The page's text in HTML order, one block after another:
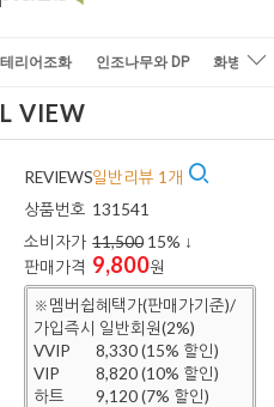
리어조화 인조나무와 DP 화병/화
VIEW
REVIEWS일반리뷰 1개
상품번호 131541
소비자가 11,500 15% ↓
판매가격 9,800원
※멤버쉽혜택가(판매가기준)/
가입즉시 일반회원(2%)
VVIP
8,330 (15% 할인)
VIP
8,820 (10% 할인)
하트
9,120 (7% 할인)